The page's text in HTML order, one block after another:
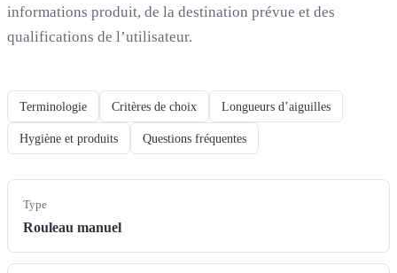
informations produit, de la destination prévue et des
qualifications de l’utilisateur.
Terminologie Critères de choix Longueurs d’aiguilles
Hygiène et produits Questions fréquentes
Type
Rouleau manuel